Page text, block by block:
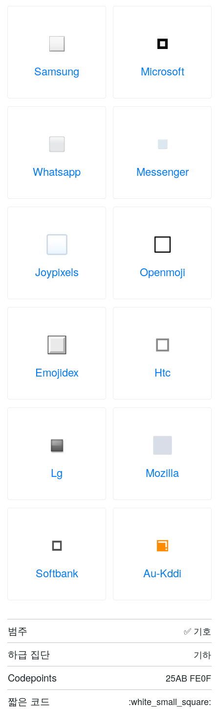
Samsung Microsoft
Whatsapp Messenger
Joypixels Openmoji
Emojidex Htc
Lg Mozilla
Softbank Au-Kddi
범주 ✅ 기호
하급 집단 기하
Codepoints 25AB FE0F
짧은 코드 :white_small_square: